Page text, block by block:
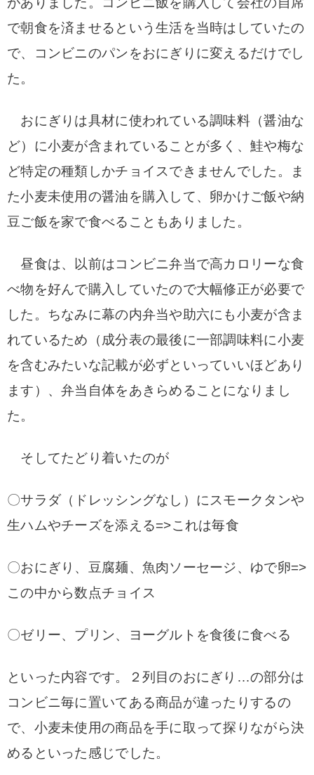
で朝食を済ませるという生活を当時はしていたの
で、コンビニのパンをおにぎりに変えるだけでし
た。
おにぎりは具材に使われている調味料（醤油な
ど）に小麦が含まれていることが多く、鮭や梅な
ど特定の種類しかチョイスできませんでした。ま
た小麦未使用の醤油を購入して、卵かけご飯や納
豆ご飯を家で食べることもありました。
昼食は、以前はコンビニ弁当で高カロリーな食
べ物を好んで購入していたので大幅修正が必要で
した。ちなみに幕の内弁当や助六にも小麦が含ま
れているため（成分表の最後に一部調味料に小麦
を含むみたいな記載が必ずといっていいほどあり
ます）、弁当自体をあきらめることになりまし
た。
そしてたどり着いたのが
〇サラダ（ドレッシングなし）にスモークタンや
生ハムやチーズを添える=>これは毎食
〇おにぎり、豆腐麺、魚肉ソーセージ、ゆで卵=>
この中から数点チョイス
〇ゼリー、プリン、ヨーグルトを食後に食べる
といった内容です。２列目のおにぎり…の部分は
コンビニ毎に置いてある商品が違ったりするの
で、小麦未使用の商品を手に取って探りながら決
めるといった感じでした。